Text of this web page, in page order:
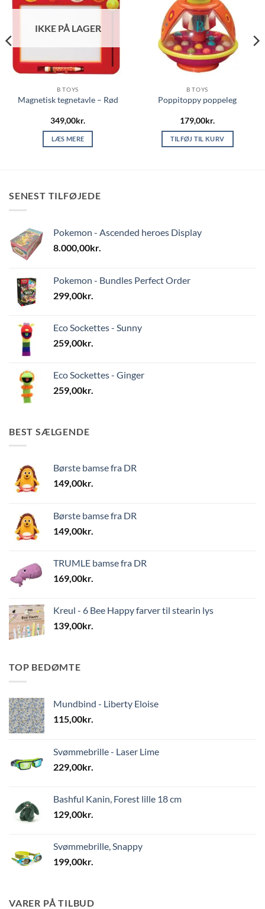
IKKE PÅ LAGER
B TOYS
Magnetisk tegnetavle – Rød
349,00kr.
LÆS MERE
B TOYS
Poppitoppy poppeleg
179,00kr.
TILFØJ TIL KURV
SENEST TILFØJEDE
Pokemon - Ascended heroes Display
8.000,00kr.
Pokemon - Bundles Perfect Order
299,00kr.
Eco Sockettes - Sunny
259,00kr.
Eco Sockettes - Ginger
259,00kr.
BEST SÆLGENDE
Børste bamse fra DR
149,00kr.
Børste bamse fra DR
149,00kr.
TRUMLE bamse fra DR
169,00kr.
Kreul - 6 Bee Happy farver til stearin lys
139,00kr.
TOP BEDØMTE
Mundbind - Liberty Eloise
115,00kr.
Svømmebrille - Laser Lime
229,00kr.
Bashful Kanin, Forest lille 18 cm
129,00kr.
Svømmebrille, Snappy
199,00kr.
VARER PÅ TILBUD